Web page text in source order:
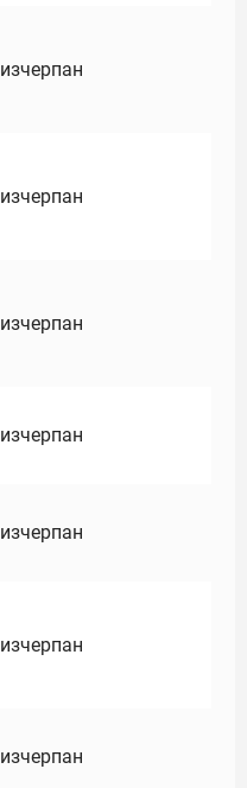
изчерпан
изчерпан
изчерпан
изчерпан
изчерпан
изчерпан
изчерпан